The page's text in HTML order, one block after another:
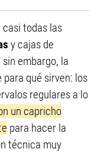
casi todas las
y cajas de
embargo, la
para qué sirven: los
regulares a lo
un capricho
para hacer la
técnica muy